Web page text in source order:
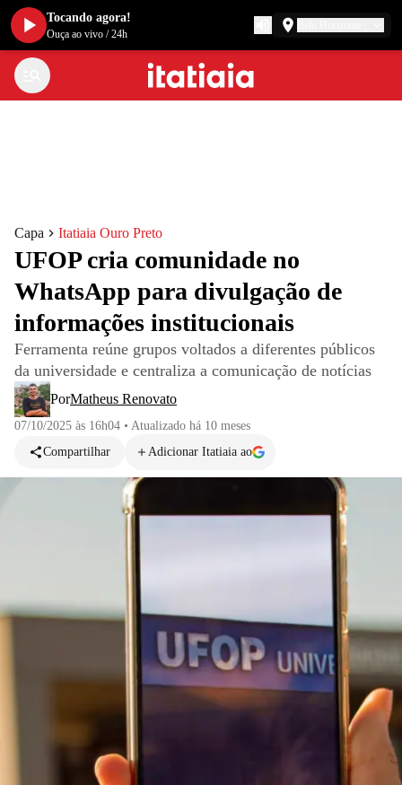
Capa Itatiaia Ouro Preto
UFOP cria comunidade no
WhatsApp para divulgação de
informações institucionais
Ferramenta reúne grupos voltados a diferentes públicos
da universidade e centraliza a comunicação de notícias
PorMatheus Renovato
07/10/2025 às 16h04 • Atualizado há 10 meses
Compartilhar
Adicionar Itatiaia ao
Tocando agora!
Ouça ao vivo /24h